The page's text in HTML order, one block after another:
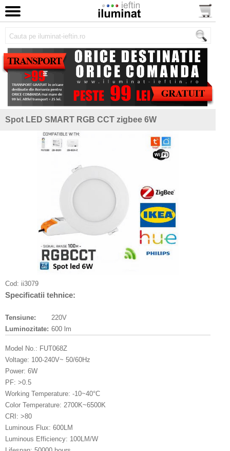
Spot LED SMART RGB CCT zigbee 6W
Cod: ii3079
Specificatii tehnice:
Tensiune:
220V
Luminozitate: 600 lm
Model No.: FUT068Z
Voltage: 100-240V~ 50/60Hz
Power: 6W
PF: >0.5
Working Temperature: -10~40°C
Color Temperature: 2700K~6500K
CRI: >80
Luminous Flux: 600LM
Luminous Efficiency: 100LM/W